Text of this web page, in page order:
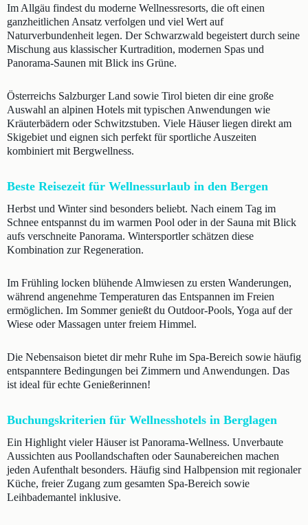
Im Allgäu findest du moderne Wellnessresorts, die oft einen
ganzheitlichen Ansatz verfolgen und viel Wert auf
Naturverbundenheit legen. Der Schwarzwald begeistert durch seine
Mischung aus klassischer Kurtradition, modernen Spas und
Panorama-Saunen mit Blick ins Grüne.
Österreichs Salzburger Land sowie Tirol bieten dir eine große
Auswahl an alpinen Hotels mit typischen Anwendungen wie
Kräuterbädern oder Schwitzstuben. Viele Häuser liegen direkt am
Skigebiet und eignen sich perfekt für sportliche Auszeiten
kombiniert mit Bergwellness.
Beste Reisezeit für Wellnessurlaub in den Bergen
Herbst und Winter sind besonders beliebt. Nach einem Tag im
Schnee entspannst du im warmen Pool oder in der Sauna mit Blick
aufs verschneite Panorama. Wintersportler schätzen diese
Kombination zur Regeneration.
Im Frühling locken blühende Almwiesen zu ersten Wanderungen,
während angenehme Temperaturen das Entspannen im Freien
ermöglichen. Im Sommer genießt du Outdoor-Pools, Yoga auf der
Wiese oder Massagen unter freiem Himmel.
Die Nebensaison bietet dir mehr Ruhe im Spa-Bereich sowie häufig
entspanntere Bedingungen bei Zimmern und Anwendungen. Das
ist ideal für echte Genießerinnen!
Buchungskriterien für Wellnesshotels in Berglagen
Ein Highlight vieler Häuser ist Panorama-Wellness. Unverbaute
Aussichten aus Poollandschaften oder Saunabereichen machen
jeden Aufenthalt besonders. Häufig sind Halbpension mit regionaler
Küche, freier Zugang zum gesamten Spa-Bereich sowie
Leihbademantel inklusive.